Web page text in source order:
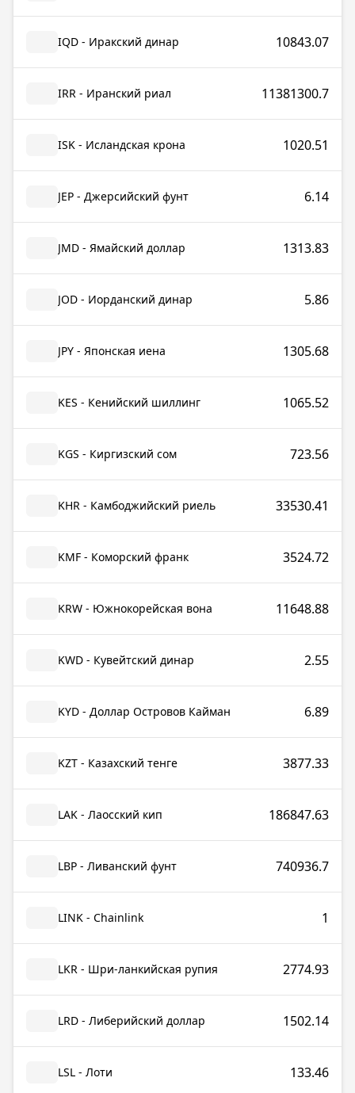
IQD - Иракский динар 10843.07
IRR - Иранский риал 11381300.7
ISK - Исландская крона 1020.51
JEP - Джерсийский фунт 6.14
JMD - Ямайский доллар 1313.83
JOD - Иорданский динар 5.86
JPY - Японская иена 1305.68
KES - Кенийский шиллинг 1065.52
KGS - Киргизский сом 723.56
KHR - Камбоджийский риель 33530.41
KMF - Коморский франк 3524.72
KRW - Южнокорейская вона 11648.88
KWD - Кувейтский динар 2.55
KYD - Доллар Островов Кайман 6.89
KZT - Казахский тенге 3877.33
LAK - Лаосский кип 186847.63
LBP - Ливанский фунт 740936.7
LINK - Chainlink 1
LKR - Шри-ланкийская рупия 2774.93
LRD - Либерийский доллар 1502.14
LSL - Лоти 133.46